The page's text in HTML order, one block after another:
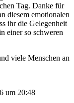
Tag. Danke für
diesem emotionalen
ihr die Gelegenheit
einer so schweren
viele Menschen an
um 20:48